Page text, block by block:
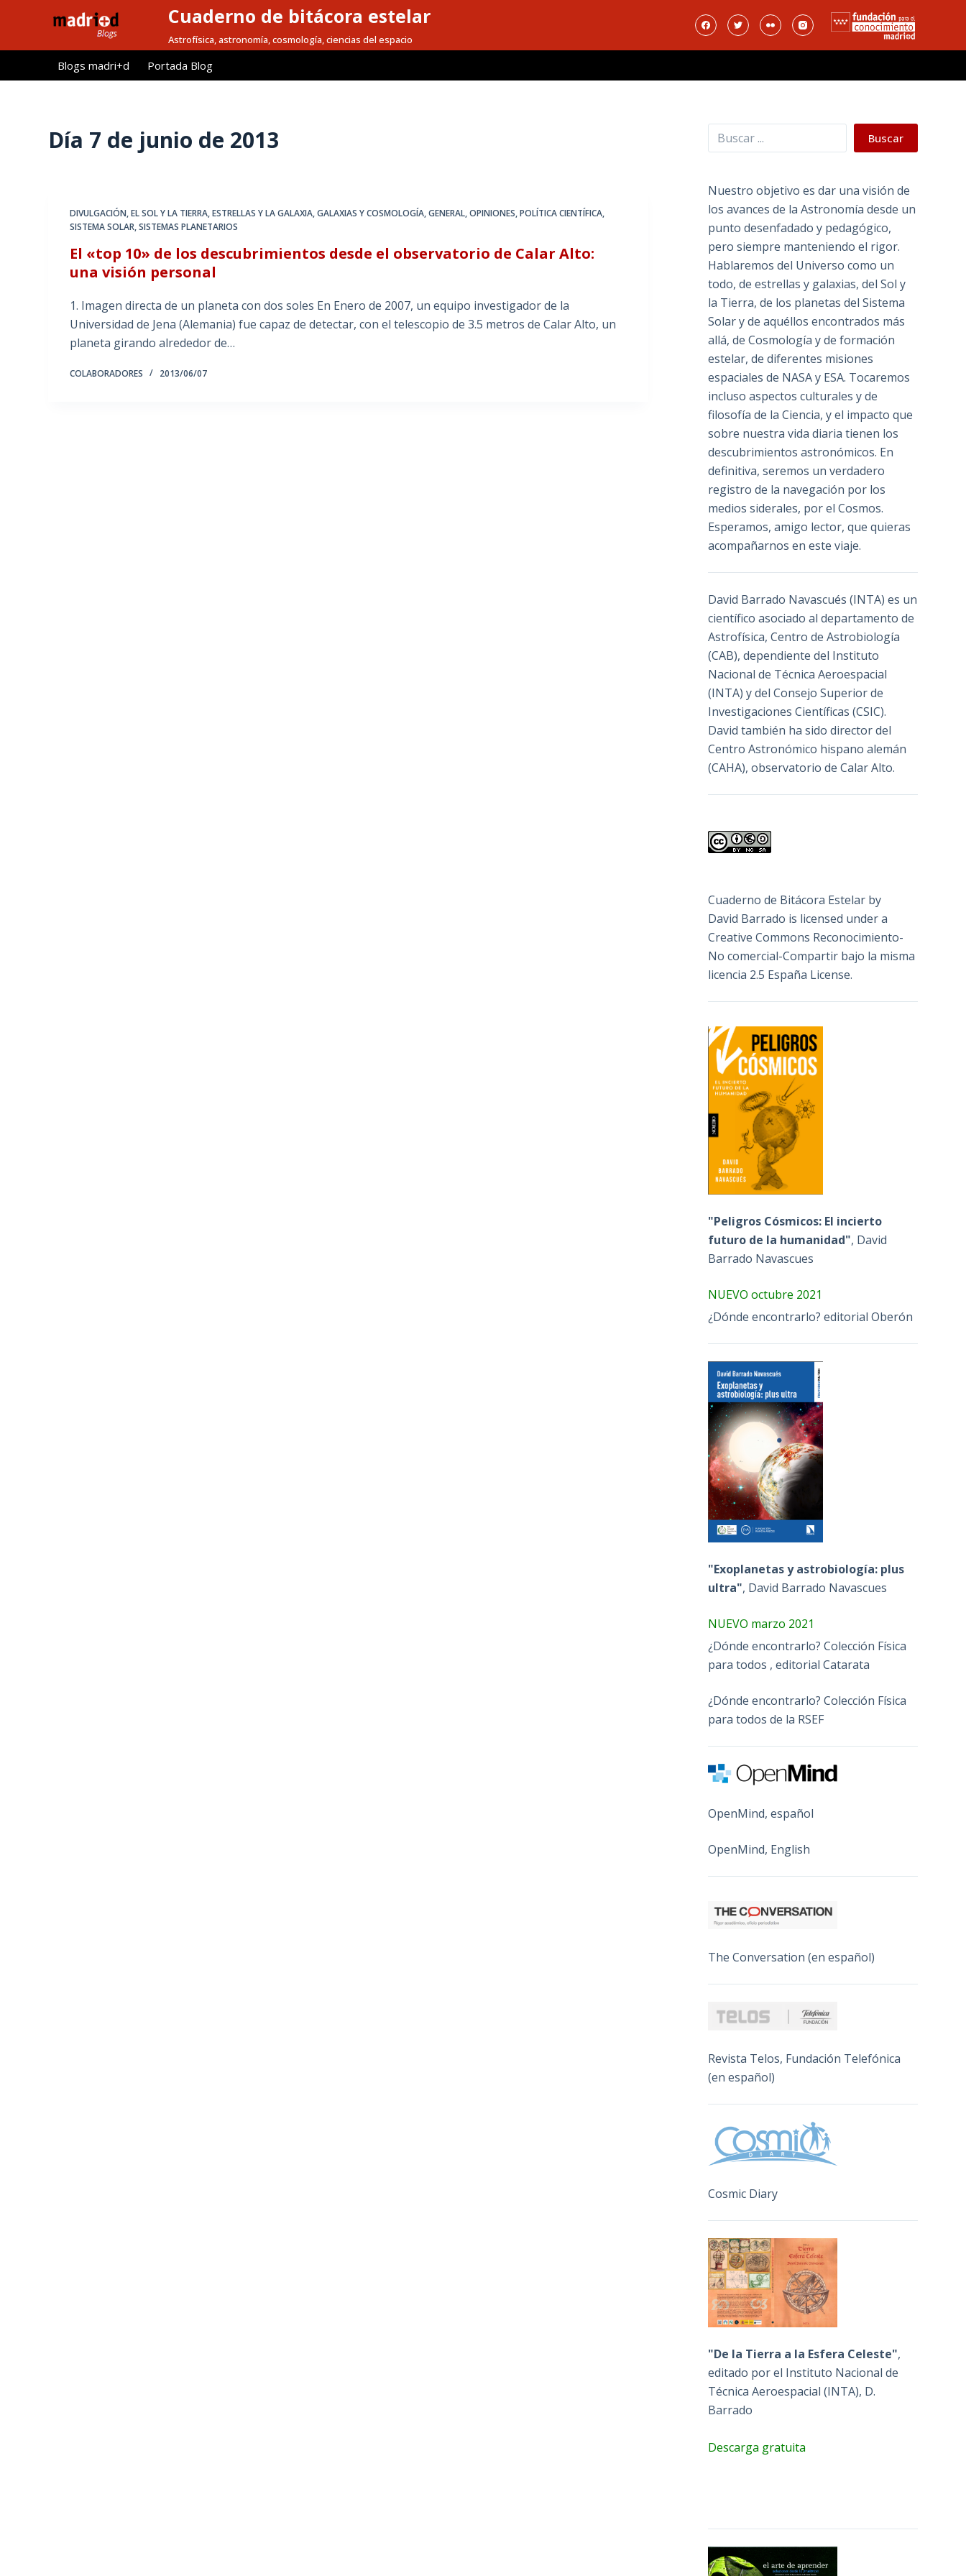
l
Cuaderno de bitácora estelar
Astrofísica, astronomía, cosmología, ciencias del espacio
Blogs madri+d Portada Blog
Día 7 de junio de 2013
DIVULGACIÓN,EL SOL Y LA TIERRA,ESTRELLAS Y LA GALAXIA,GALAXIAS Y COSMOLOGÍA,GENERAL,OPINIONES,POLÍTICA CIENTÍFICA,
SISTEMA SOLAR,SISTEMAS PLANETARIOS
El «top 10» de los descubrimientos desde el observatorio de Calar Alto:
una visión personal
1. Imagen directa de un planeta con dos soles En Enero de 2007, un equipo investigador de la
Universidad de Jena (Alemania) fue capaz de detectar, con el telescopio de 3.5 metros de Calar Alto, un
planeta girando alrededor de…
COLABORADORES 2013/06/07
Buscar Buscar
Nuestro objetivo es dar una visión de
los avances de la Astronomía desde un
punto desenfadado y pedagógico,
pero siempre manteniendo el rigor.
Hablaremos del Universo como un
todo, de estrellas y galaxias, del Sol y
la Tierra, de los planetas del Sistema
Solar y de aquéllos encontrados más
allá, de Cosmología y de formación
estelar, de diferentes misiones
espaciales de NASA y ESA. Tocaremos
incluso aspectos culturales y de
filosofía de la Ciencia, y el impacto que
sobre nuestra vida diaria tienen los
descubrimientos astronómicos. En
definitiva, seremos un verdadero
registro de la navegación por los
medios siderales, por el Cosmos.
Esperamos, amigo lector, que quieras
acompañarnos en este viaje.
David Barrado Navascués (INTA) es un
científico asociado al departamento de
Astrofísica, Centro de Astrobiología
(CAB), dependiente del Instituto
Nacional de Técnica Aeroespacial
(INTA) y del Consejo Superior de
Investigaciones Científicas (CSIC).
David también ha sido director del
Centro Astronómico hispano alemán
(CAHA), observatorio de Calar Alto.
Cuaderno de Bitácora Estelar by
David Barrado is licensed under a
Creative Commons Reconocimiento-
No comercial-Compartir bajo la misma
licencia 2.5 España License.
"Peligros Cósmicos: El incierto
futuro de la humanidad", David
Barrado Navascues
NUEVO octubre 2021
¿Dónde encontrarlo? editorial Oberón
"Exoplanetas y astrobiología: plus
ultra", David Barrado Navascues
NUEVO marzo 2021
¿Dónde encontrarlo? Colección Física
para todos , editorial Catarata
¿Dónde encontrarlo? Colección Física
para todos de la RSEF
OpenMind, español
OpenMind, English
The Conversation (en español)
Revista Telos, Fundación Telefónica
(en español)
Cosmic Diary
"De la Tierra a la Esfera Celeste",
editado por el Instituto Nacional de
Técnica Aeroespacial (INTA), D.
Barrado
Descarga gratuita